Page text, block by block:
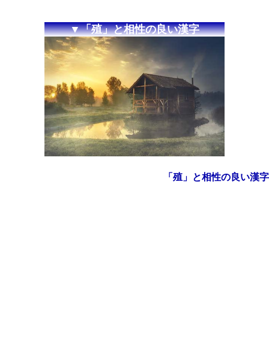
▼「殖」と相性の良い漢字
「殖」と相性の良い漢字